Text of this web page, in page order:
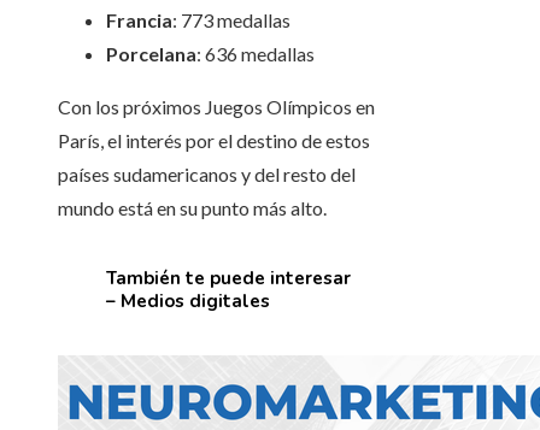
Francia: 773 medallas
Porcelana: 636 medallas
Con los próximos Juegos Olímpicos en
París, el interés por el destino de estos
países sudamericanos y del resto del
mundo está en su punto más alto.
También te puede interesar
– Medios digitales